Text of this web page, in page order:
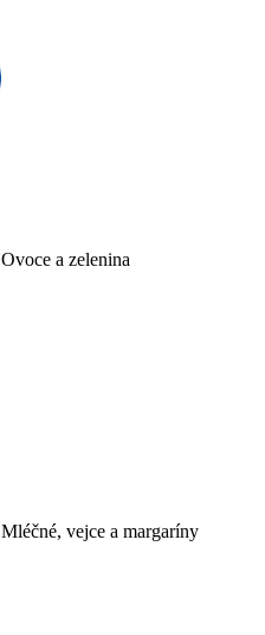
Ovoce a zelenina
Mléčné, vejce a margaríny